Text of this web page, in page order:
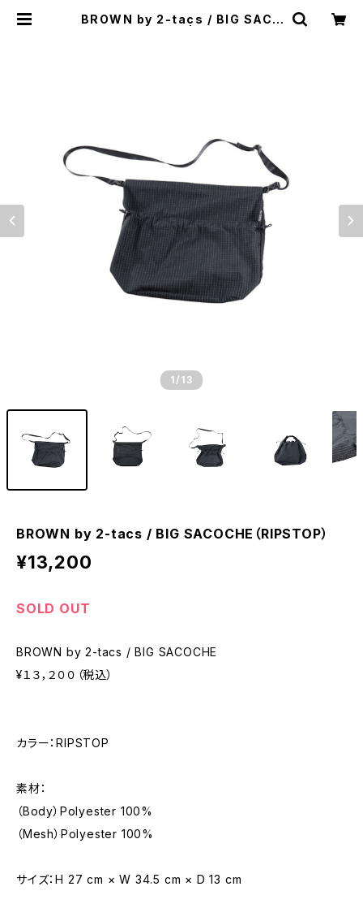
BROWN by 2-tacs / BIG SACO
1 /13
BROWN by 2-tacs / BIG SACOCHE（RIPSTOP）
¥13,200
SOLD OUT
BROWN by 2-tacs / BIG SACOCHE
¥１３，２００（税込）
カラー：RIPSTOP
素材：
（Body）Polyester 100%
（Mesh）Polyester 100%
サイズ：H 27 cm × W 34.5 cm × D 13 cm